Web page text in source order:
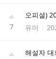
7
유머
해설자